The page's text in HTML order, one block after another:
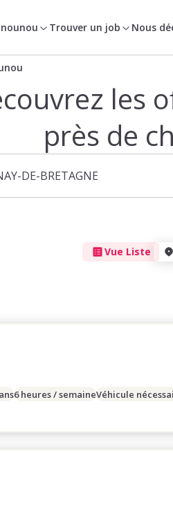
Trouver un job Nous
les
près de
Vue Liste
6 heures / semaineVéhicule